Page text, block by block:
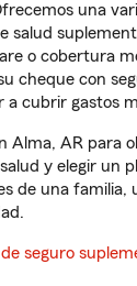
una
salud
o cobertura
cheque con
a cubrir gastos
Alma, AR para
y elegir un
de una familia,
seguro